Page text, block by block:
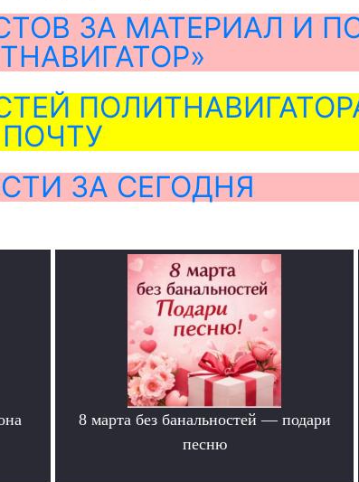
ЗА МАТЕРИАЛ И
ПОЧТУ
ЗА СЕГОДНЯ
8 марта без банальностей — подари
песню